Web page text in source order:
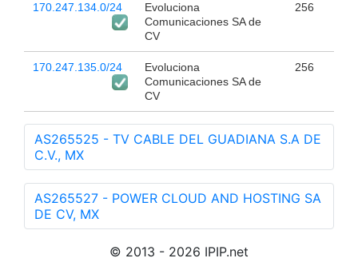
170.247.134.0/24
Evoluciona
Comunicaciones SA de
CV
256
170.247.135.0/24
Evoluciona
Comunicaciones SA de
CV
256
AS265525 - TV CABLE DEL GUADIANA S.A DE
C.V., MX
AS265527 - POWER CLOUD AND HOSTING SA
DE CV, MX
© 2013 - 2026 IPIP.net